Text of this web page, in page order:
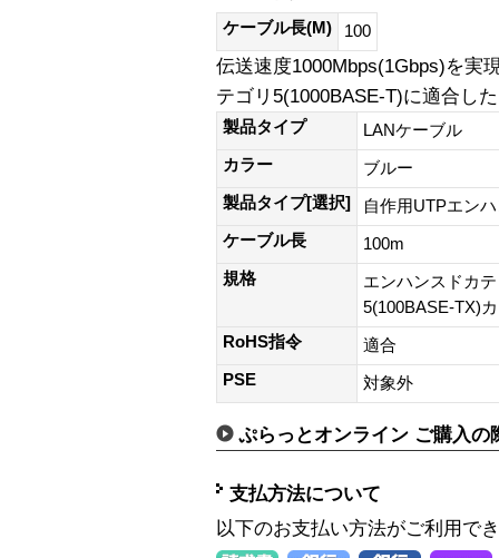
ケーブル長(M) 100
伝送速度1000Mbps(1Gbps)を実
テゴリ5(1000BASE-T)に適合し
製品タイプ
LANケーブル
カラー
ブルー
製品タイプ[選択]
自作用UTPエン
ケーブル長
100m
規格
エンハンスドカ
5(100BASE-TX)
RoHS指令
適合
PSE
対象外
ぷらっとオンライン ご購入の
支払方法について
以下のお支払い方法がご利用で